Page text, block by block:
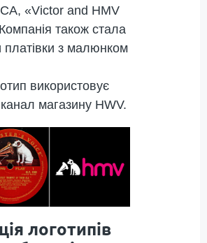
«Victor and HMV
також стала
платівки з малюнком
використовує
магазину HWV.
логотипів